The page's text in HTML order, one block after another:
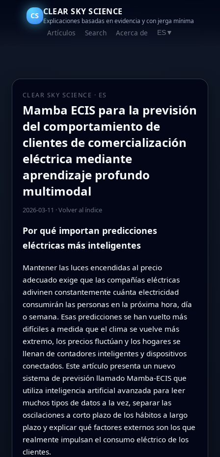
CS CLEAR SKY SCIENCE
Explicaciones basadas en evidencia y con jerga mínima
Artículos Search Acerca de ES ▼
CLEAR SKY SCIENCE · ES
Mamba ECIS para la previsión
del comportamiento de
clientes de comercialización
eléctrica mediante
aprendizaje profundo
multimodal
2026-03-11 ·Volver al índice
Por qué importan predicciones
eléctricas más inteligentes
Mantener las luces encendidas al precio
adecuado exige que las compañías eléctricas
adivinen constantemente cuánta electricidad
consumirán las personas en la próxima hora, día
o semana. Esas predicciones se han vuelto más
difíciles a medida que el clima se vuelve más
extremo, los precios fluctúan y los hogares se
llenan de contadores inteligentes y dispositivos
conectados. Este artículo presenta un nuevo
sistema de previsión llamado Mamba‑ECIS que
utiliza inteligencia artificial avanzada para leer
muchos tipos de datos a la vez, separar las
oscilaciones a corto plazo de los hábitos a largo
plazo y explicar qué factores externos son los que
realmente impulsan el consumo eléctrico de los
clientes.